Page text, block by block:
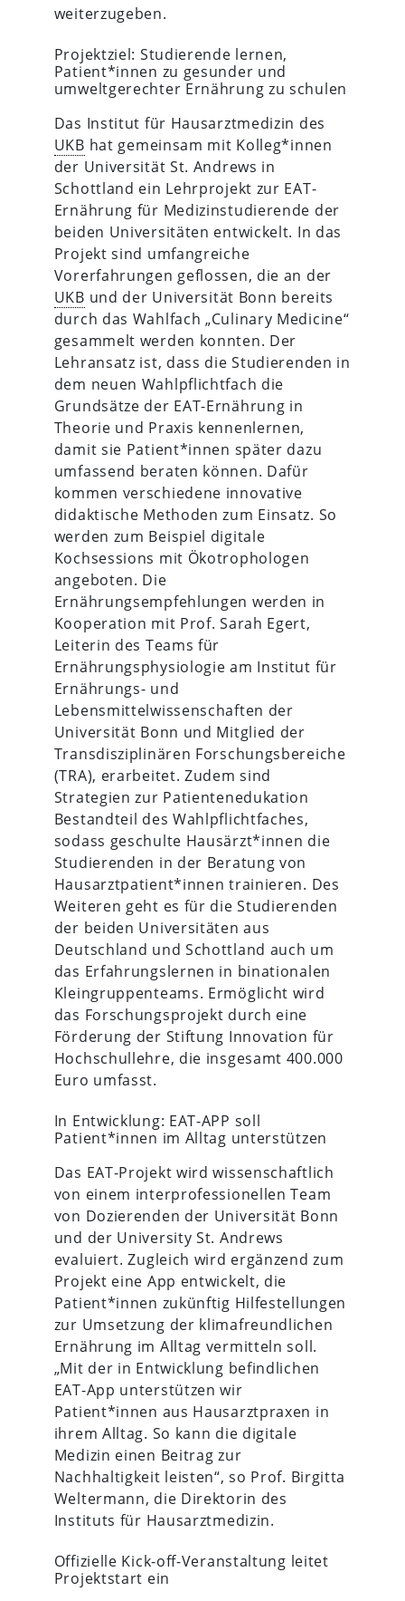
weiterzugeben.
Projektziel: Studierende lernen,
Patient*innen zu gesunder und
umweltgerechter Ernährung zu schulen
Das Institut für Hausarztmedizin des
UKB hat gemeinsam mit Kolleg*innen
der Universität St. Andrews in
Schottland ein Lehrprojekt zur EAT-
Ernährung für Medizinstudierende der
beiden Universitäten entwickelt. In das
Projekt sind umfangreiche
Vorerfahrungen geflossen, die an der
UKB und der Universität Bonn bereits
durch das Wahlfach „Culinary Medicine“
gesammelt werden konnten. Der
Lehransatz ist, dass die Studierenden in
dem neuen Wahlpflichtfach die
Grundsätze der EAT-Ernährung in
Theorie und Praxis kennenlernen,
damit sie Patient*innen später dazu
umfassend beraten können. Dafür
kommen verschiedene innovative
didaktische Methoden zum Einsatz. So
werden zum Beispiel digitale
Kochsessions mit Ökotrophologen
angeboten. Die
Ernährungsempfehlungen werden in
Kooperation mit Prof. Sarah Egert,
Leiterin des Teams für
Ernährungsphysiologie am Institut für
Ernährungs- und
Lebensmittelwissenschaften der
Universität Bonn und Mitglied der
Transdisziplinären Forschungsbereiche
(TRA), erarbeitet. Zudem sind
Strategien zur Patientenedukation
Bestandteil des Wahlpflichtfaches,
sodass geschulte Hausärzt*innen die
Studierenden in der Beratung von
Hausarztpatient*innen trainieren. Des
Weiteren geht es für die Studierenden
der beiden Universitäten aus
Deutschland und Schottland auch um
das Erfahrungslernen in binationalen
Kleingruppenteams. Ermöglicht wird
das Forschungsprojekt durch eine
Förderung der Stiftung Innovation für
Hochschullehre, die insgesamt 400.000
Euro umfasst.
In Entwicklung: EAT-APP soll
Patient*innen im Alltag unterstützen
Das EAT-Projekt wird wissenschaftlich
von einem interprofessionellen Team
von Dozierenden der Universität Bonn
und der University St. Andrews
evaluiert. Zugleich wird ergänzend zum
Projekt eine App entwickelt, die
Patient*innen zukünftig Hilfestellungen
zur Umsetzung der klimafreundlichen
Ernährung im Alltag vermitteln soll.
„Mit der in Entwicklung befindlichen
EAT-App unterstützen wir
Patient*innen aus Hausarztpraxen in
ihrem Alltag. So kann die digitale
Medizin einen Beitrag zur
Nachhaltigkeit leisten“, so Prof. Birgitta
Weltermann, die Direktorin des
Instituts für Hausarztmedizin.
Offizielle Kick-off-Veranstaltung leitet
Projektstart ein